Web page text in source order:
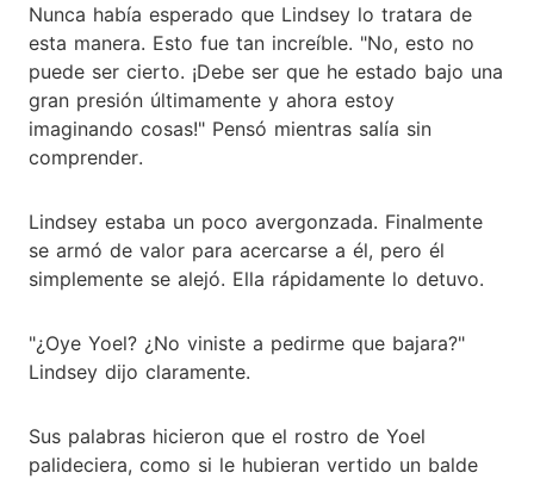
Nunca había esperado que Lindsey lo tratara de
esta manera. Esto fue tan increíble. "No, esto no
puede ser cierto. ¡Debe ser que he estado bajo una
gran presión últimamente y ahora estoy
imaginando cosas!" Pensó mientras salía sin
comprender.
Lindsey estaba un poco avergonzada. Finalmente
se armó de valor para acercarse a él, pero él
simplemente se alejó. Ella rápidamente lo detuvo.
"¿Oye Yoel? ¿No viniste a pedirme que bajara?"
Lindsey dijo claramente.
Sus palabras hicieron que el rostro de Yoel
palideciera, como si le hubieran vertido un balde